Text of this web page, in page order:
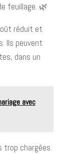
feuillage. 🌿
réduit et
Ils peuvent
dans un
avec
trop chargées